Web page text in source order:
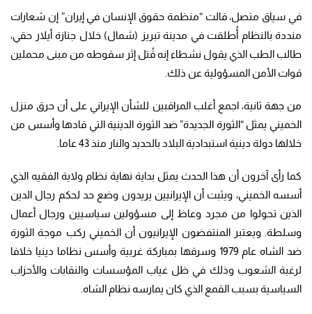
في سياق متصل، قالت “منظمة حقوق الإنسان في إيران” إن شعارات
منددة بالنظام أُطلقت في مدينة تبريز (شمال) خلال جنازة أيلار حقي،
طالب الطب الذي يقول نشطاء إنه قُتل إثر سقوطه من مبنى محملين
قوات الأمن المسؤولية عن ذلك.
من جهة ثانية، اجمع أغلب المراقبين للشأن الإيراني على أن حرق منزل
الخميني يمثل “الثورة الجديدة” ضد الثورة الدينية التي قادها وأسس من
خلالها دولة دينية استبدادية البلاد بالحديد والنار منذ 43 عاما.
كما رأى آخرون أن هذا الحدث يمثل بداية نهاية نظام ولاية الفقيه الذي
أسسه الخميني، ويثبت أن الإيرانيين يريدون وضع حد لحكم رجال الدين
الذين تحولوا من مجرد وعاظ إلى مسؤولين سياسيين ورجال أعمال
وسلطة. ويعتبر المنتفضون الإيرانيون أن الخميني ركب موجة الثورة
ضد الشاه عام 1979 وسرقها بمباركة غربية وأسس نظاما دينيا خلافا
لرغبة الشعوب وذلك في ظل غياب المؤسسات والنقابات والأحزاب
السياسية بسبب القمع الذي كان يمارسه نظام الشاه.